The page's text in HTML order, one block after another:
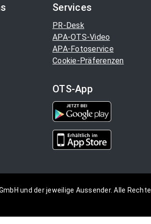
Services
PR-Desk
APA-OTS-Video
APA-Fotoservice
Cookie-Präferenzen
OTS-App
und der jeweilige Aussender. Alle Rechte